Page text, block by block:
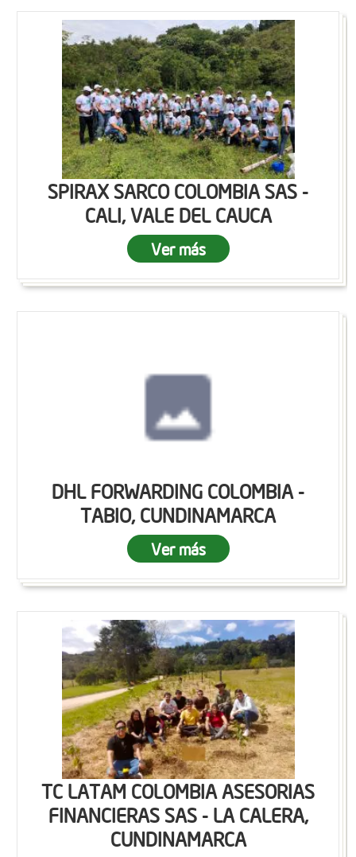
SPIRAX SARCO COLOMBIA SAS -
CALI, VALE DEL CAUCA
Ver más
DHL FORWARDING COLOMBIA -
TABIO, CUNDINAMARCA
Ver más
TC LATAM COLOMBIA ASESORIAS
FINANCIERAS SAS - LA CALERA,
CUNDINAMARCA